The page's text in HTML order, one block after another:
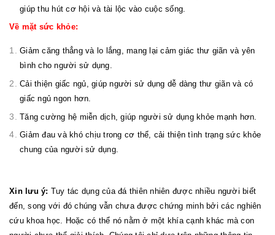
giúp thu hút cơ hội và tài lộc vào cuộc sống.
Về mặt sức khỏe:
Giảm căng thẳng và lo lắng, mang lại cảm giác thư giãn và yên
bình cho người sử dụng.
Cải thiện giấc ngủ, giúp người sử dụng dễ dàng thư giãn và có
giấc ngủ ngon hơn.
Tăng cường hệ miễn dịch, giúp người sử dụng khỏe mạnh hơn.
Giảm đau và khó chịu trong cơ thể, cải thiện tình trạng sức khỏe
chung của người sử dụng.
Xin lưu ý: Tuy tác dụng của đá thiên nhiên được nhiều người biết
đến, song với đó chúng vẫn chưa được chứng minh bởi các nghiên
cứu khoa học. Hoặc có thể nó nằm ở một khía cạnh khác mà con